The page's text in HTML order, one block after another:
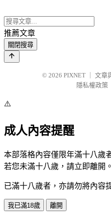
推薦文章
關閉搜尋
© 2026 PIXNET
文章
隱私權政策
⚠️
成人內容提醒
本部落格內容僅限年滿十八歲
若您未滿十八歲，請立即離開。
已滿十八歲者，亦請勿將內容
我已滿18歲 離開